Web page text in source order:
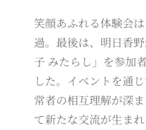
笑顔あふれる体験会
過。最後は、明日香
子 みたらし」を参加
した。イベントを通
常者の相互理解が深
て新たな交流が生まれ